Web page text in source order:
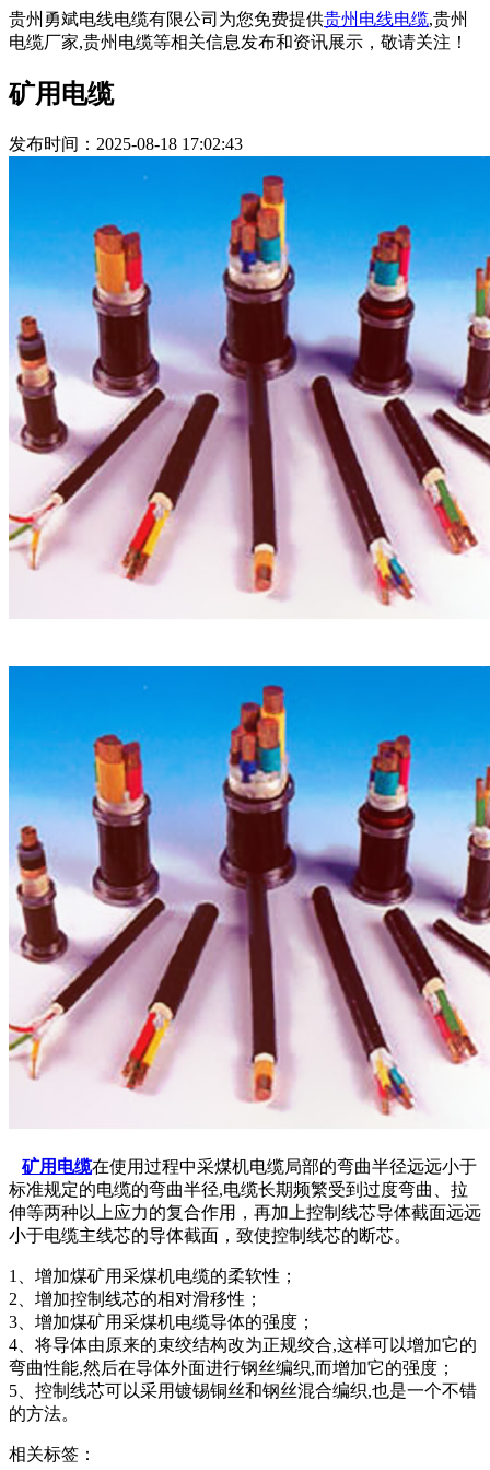
贵州勇斌电线电缆有限公司为您免费提供贵州电线电缆,贵州
电缆厂家,贵州电缆等相关信息发布和资讯展示，敬请关注！
矿用电缆
发布时间：2025-08-18 17:02:43
矿用电缆在使用过程中采煤机电缆局部的弯曲半径远远小于
标准规定的电缆的弯曲半径,电缆长期频繁受到过度弯曲、拉
伸等两种以上应力的复合作用，再加上控制线芯导体截面远远
小于电缆主线芯的导体截面，致使控制线芯的断芯。
1、增加煤矿用采煤机电缆的柔软性；
2、增加控制线芯的相对滑移性；
3、增加煤矿用采煤机电缆导体的强度；
4、将导体由原来的束绞结构改为正规绞合,这样可以增加它的
弯曲性能,然后在导体外面进行钢丝编织,而增加它的强度；
5、控制线芯可以采用镀锡铜丝和钢丝混合编织,也是一个不错
的方法。
相关标签：